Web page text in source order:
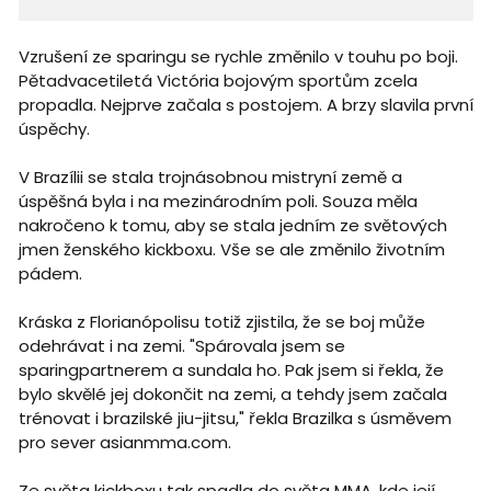
Vzrušení ze sparingu se rychle změnilo v touhu po boji.
Pětadvacetiletá Victória bojovým sportům zcela
propadla. Nejprve začala s postojem. A brzy slavila první
úspěchy.
V Brazílii se stala trojnásobnou mistryní země a
úspěšná byla i na mezinárodním poli. Souza měla
nakročeno k tomu, aby se stala jedním ze světových
jmen ženského kickboxu. Vše se ale změnilo životním
pádem.
Kráska z Florianópolisu totiž zjistila, že se boj může
odehrávat i na zemi. "Spárovala jsem se
sparingpartnerem a sundala ho. Pak jsem si řekla, že
bylo skvělé jej dokončit na zemi, a tehdy jsem začala
trénovat i brazilské jiu-jitsu," řekla Brazilka s úsměvem
pro sever asianmma.com.